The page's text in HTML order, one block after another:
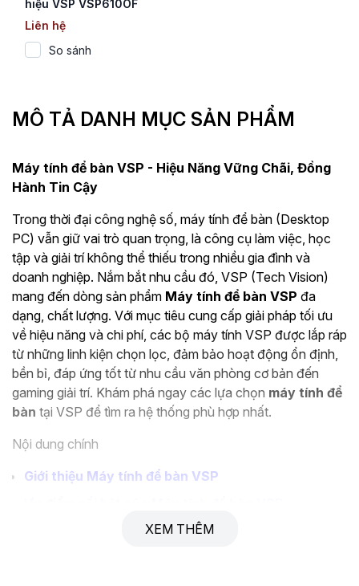
hiệu VSP VSP610OF
(Core i3-12100)
Liên hệ
So sánh
MÔ TẢ DANH MỤC SẢN PHẨM
Máy tính để bàn VSP - Hiệu Năng Vững Chãi, Đồng
Hành Tin Cậy
Trong thời đại công nghệ số, máy tính để bàn (Desktop
PC) vẫn giữ vai trò quan trọng, là công cụ làm việc, học
tập và giải trí không thể thiếu trong nhiều gia đình và
doanh nghiệp. Nắm bắt nhu cầu đó, VSP (Tech Vision)
mang đến dòng sản phẩm Máy tính để bàn VSP đa
dạng, chất lượng. Với mục tiêu cung cấp giải pháp tối ưu
về hiệu năng và chi phí, các bộ máy tính VSP được lắp ráp
từ những linh kiện chọn lọc, đảm bảo hoạt động ổn định,
bền bỉ, đáp ứng tốt từ nhu cầu văn phòng cơ bản đến
gaming giải trí. Khám phá ngay các lựa chọn máy tính để
bàn tại VSP để tìm ra hệ thống phù hợp nhất.
Nội dung chính
Giới thiệu Máy tính để bàn VSP
Phân loại Máy tính để bàn VSP theo nhu cầu
XEM THÊM